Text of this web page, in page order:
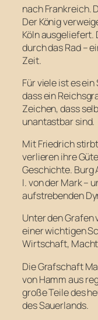
nach Frankreich.
Der König
Köln
durch das Rad –
Zeit.
Für viele ist es
dass ein
Zeichen, dass
unantastbar sind.
Mit Friedrich
verlieren ihre
Geschichte. Burg
I. von der Mark –
aufstrebenden
Unter den Grafen
einer wichtigen
Wirtschaft,
Die Grafschaft
von Hamm aus
große Teile des
des Sauerlands.